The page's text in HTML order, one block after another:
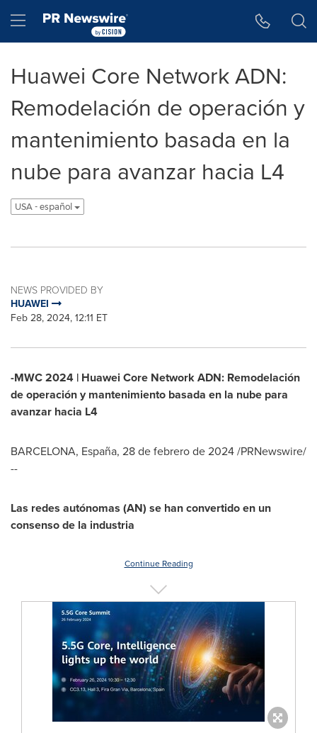
Hamburger menu
Huawei Core Network ADN:
Remodelación de operación y
mantenimiento basada en la
nube para avanzar hacia L4
USA - español
NEWS PROVIDED BY
HUAWEI
Feb 28, 2024, 12:11 ET
-MWC 2024 | Huawei Core Network ADN: Remodelación
de operación y mantenimiento basada en la nube para
avanzar hacia L4
BARCELONA, España, 28 de febrero de 2024/PRNewswire/
--
Las redes autónomas (AN) se han convertido en un
consenso de la industria
Continue Reading